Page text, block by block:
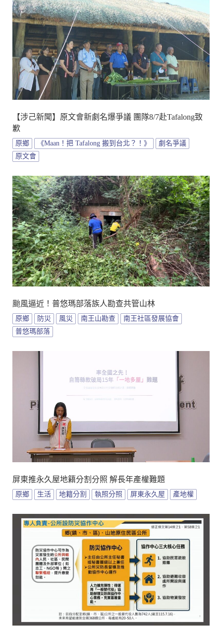
【涉己新聞】原文會新劇名爆爭議 團隊8/7赴Tafalong致
歉
原鄉 《Maan！把 Tafalong 搬到台北？！》
劇名爭議
原文會
颱風逼近！普悠瑪部落族人勘查共管山林
原鄉 防災 風災 南王山勘查
南王社區發展協會
普悠瑪部落
屏東推永久屋地籍分割分照 解長年產權難題
原鄉 生活 地籍分割 執照分照 屏東永久屋 產地權